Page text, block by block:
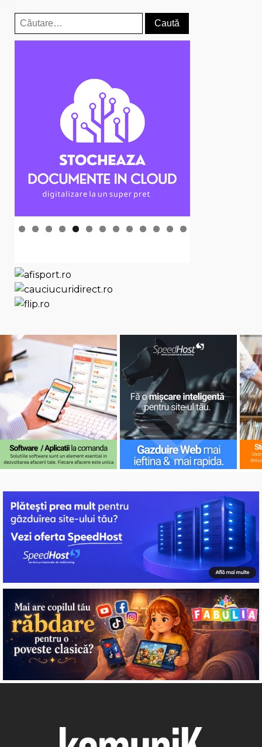
Caută
după: